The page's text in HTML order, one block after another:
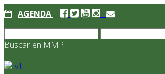
AGENDA
Buscar en MMP